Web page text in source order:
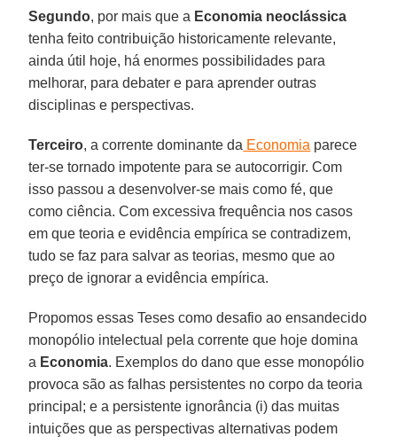
Segundo, por mais que a Economia neoclássica
tenha feito contribuição historicamente relevante,
ainda útil hoje, há enormes possibilidades para
melhorar, para debater e para aprender outras
disciplinas e perspectivas.
Terceiro, a corrente dominante da Economia parece
ter-se tornado impotente para se autocorrigir. Com
isso passou a desenvolver-se mais como fé, que
como ciência. Com excessiva frequência nos casos
em que teoria e evidência empírica se contradizem,
tudo se faz para salvar as teorias, mesmo que ao
preço de ignorar a evidência empírica.
Propomos essas Teses como desafio ao ensandecido
monopólio intelectual pela corrente que hoje domina
a Economia. Exemplos do dano que esse monopólio
provoca são as falhas persistentes no corpo da teoria
principal; e a persistente ignorância (i) das muitas
intuições que as perspectivas alternativas podem